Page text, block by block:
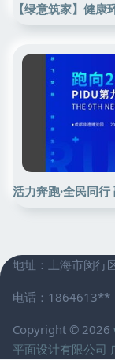
【绿意筑家】健
活力奔跑·全民同
地址：上海市闵行
电话：1864613**
Copyright © 2026
平面设计有限公司